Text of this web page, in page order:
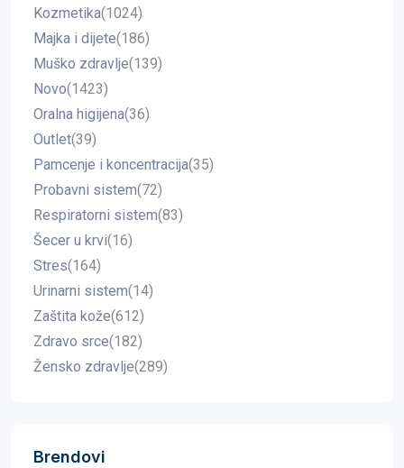
Kozmetika(1024)
Majka i dijete(186)
Muško zdravlje(139)
Novo(1423)
Oralna higijena(36)
Outlet(39)
Pamcenje i koncentracija(35)
Probavni sistem(72)
Respiratorni sistem(83)
Šecer u krvi(16)
Stres(164)
Urinarni sistem(14)
Zaštita kože(612)
Zdravo srce(182)
Žensko zdravlje(289)
Brendovi